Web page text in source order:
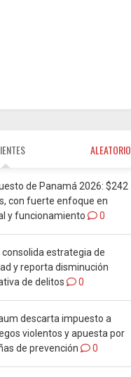
ALEATORIO
de Panamá 2026: $242
con fuerte enfoque en
y funcionamiento
0
estrategia de
y reporta disminución
de delitos
0
descarta impuesto a
violentos y apuesta por
de prevención
0